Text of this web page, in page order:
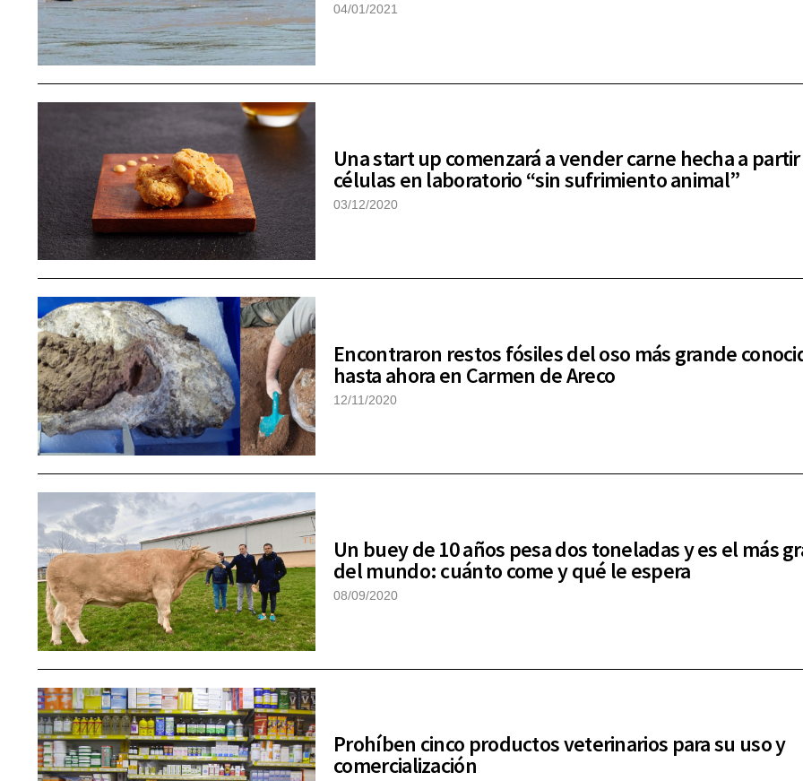
04/01/2021
Una start up comenzará a vender carne hecha a
células en laboratorio “sin sufrimiento animal”
03/12/2020
Encontraron restos fósiles del oso más grande
hasta ahora en Carmen de Areco
12/11/2020
Un buey de 10 años pesa dos toneladas y es el más
del mundo: cuánto come y qué le espera
08/09/2020
Prohíben cinco productos veterinarios para su uso y
comercialización